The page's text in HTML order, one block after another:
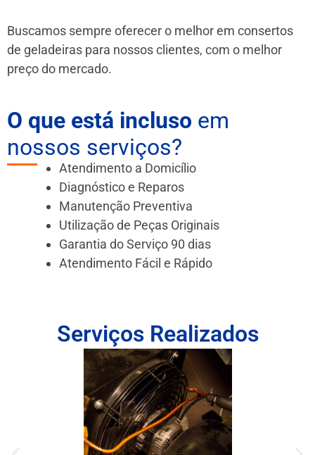
Buscamos sempre oferecer o melhor em consertos
de geladeiras para nossos clientes, com o melhor
preço do mercado.
O que está incluso em
nossos serviços?
Atendimento a Domicílio
Diagnóstico e Reparos
Manutenção Preventiva
Utilização de Peças Originais
Garantia do Serviço 90 dias
Atendimento Fácil e Rápido
Serviços Realizados